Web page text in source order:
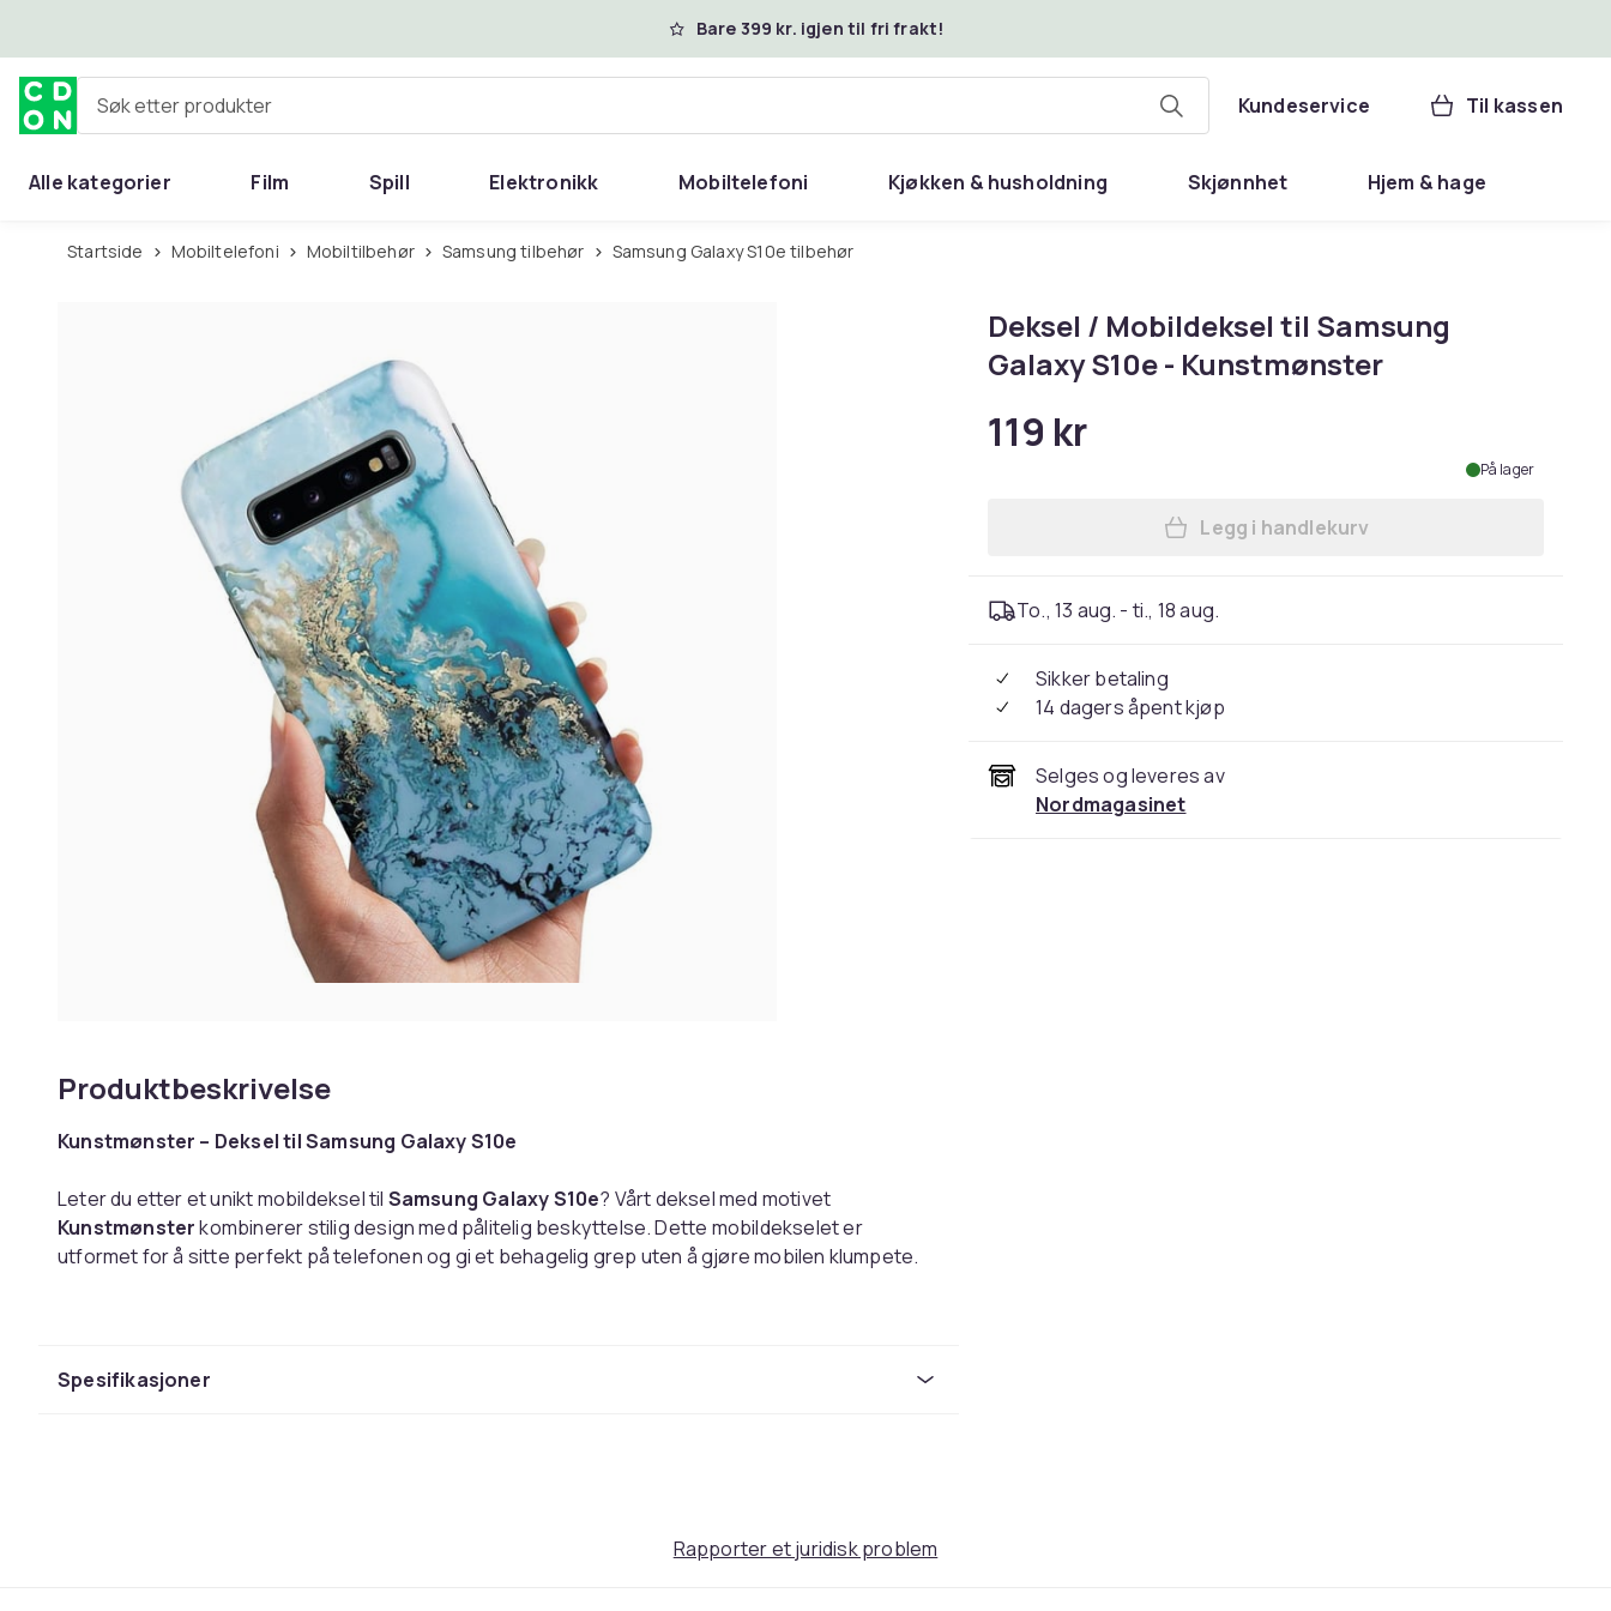
Bare 399 kr. igjen til fri frakt!
Søk etter produkter Kundeservice Til kassen
Alle kategorier Film Spill Elektronikk Mobiltelefoni Kjøkken & husholdning Skjønnhet Hjem & hage
Startside Mobiltelefoni Mobiltilbehør Samsung tilbehør Samsung Galaxy S10e tilbehør
Produktbeskrivelse
Kunstmønster – Deksel til Samsung Galaxy S10e
Leter du etter et unikt mobildeksel til Samsung Galaxy S10e? Vårt deksel med motivet
Kunstmønsterkombinerer stilig design med pålitelig beskyttelse. Dette mobildekselet er
utformet for å sitte perfekt på telefonen og gi et behagelig grep uten å gjøre mobilen klumpete.
effektivt mot riper og smuss, samtidig som telefonen beholder sin smidige følelse.
Spesifikasjoner
Deksel / Mobildeksel til Samsung
Galaxy S10e - Kunstmønster
119 kr
På lager
Legg Deksel / Mobildeksel til
Legg i handlekurv
To., 13 aug. - ti., 18 aug.
Sikker betaling
14 dagers åpent kjøp
Selges og leveres av
Nordmagasinet
Rapporter et juridisk problem